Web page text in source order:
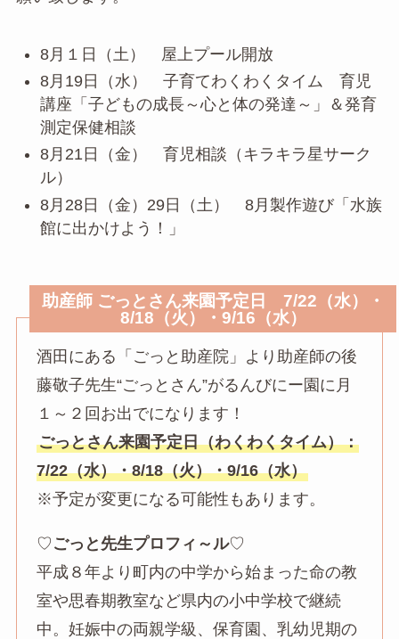
8月１日（土） 屋上プール開放
8月19日（水） 子育てわくわくタイム 育児
講座「子どもの成長～心と体の発達～」＆発育
測定保健相談
8月21日（金） 育児相談（キラキラ星サーク
ル）
8月28日（金）29日（土） 8月製作遊び「水族
館に出かけよう！」
助産師 ごっとさん来園予定日 7/22（水）・
8/18（火）・9/16（水）
酒田にある「ごっと助産院」より助産師の後
藤敬子先生“ごっとさん”がるんびにー園に月
１～２回お出でになります！
ごっとさん来園予定日（わくわくタイム）：
7/22（水）・8/18（火）・9/16（水）
※予定が変更になる可能性もあります。
♡ ごっと先生プロフィ～ル♡
平成８年より町内の中学から始まった命の教
室や思春期教室など県内の小中学校で継続
中。妊娠中の両親学級、保育園、乳幼児期の